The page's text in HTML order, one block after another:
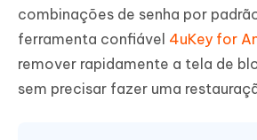
combinações de senha por
ferramenta confiável 4uKey for
remover rapidamente a tela de
sem precisar fazer uma